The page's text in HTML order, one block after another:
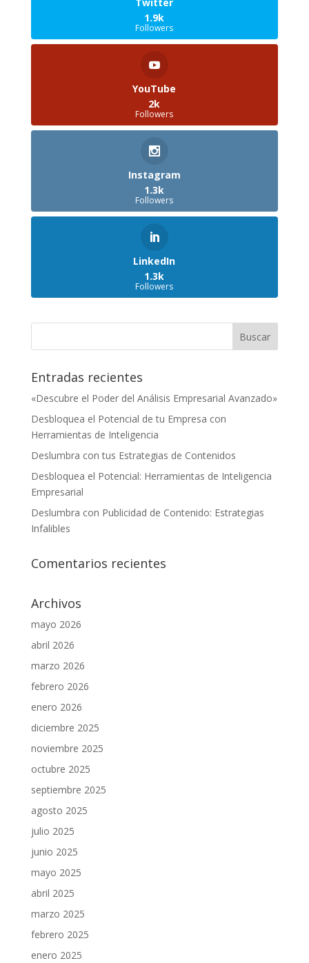
1.9k
Followers
YouTube
2k
Followers
Instagram
1.3k
Followers
LinkedIn
1.3k
Followers
Entradas recientes
«Descubre el Poder del Análisis Empresarial Avanzado»
Desbloquea el Potencial de tu Empresa con
Herramientas de Inteligencia
Deslumbra con tus Estrategias de Contenidos
Desbloquea el Potencial: Herramientas de Inteligencia
Empresarial
Deslumbra con Publicidad de Contenido: Estrategias
Infalibles
Comentarios recientes
Archivos
mayo 2026
abril 2026
marzo 2026
febrero 2026
enero 2026
diciembre 2025
noviembre 2025
octubre 2025
septiembre 2025
agosto 2025
julio 2025
junio 2025
mayo 2025
abril 2025
marzo 2025
febrero 2025
enero 2025